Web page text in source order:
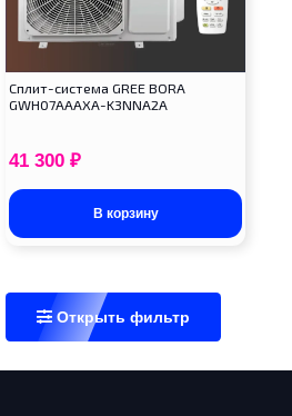
Cплит-система GREE BORA
GWH07AAAXA-K3NNA2A
41 300 ₽
В корзину
Открыть фильтр